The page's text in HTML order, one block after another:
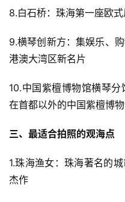
8.白石桥：珠海第一座欧
9.横琴创新方：集娱乐、
港澳大湾区新名片
10.中国紫檀博物馆横琴
在首都以外的中国紫檀博
三、最适合拍照的观海点
1.珠海渔女：珠海著名的
杰作